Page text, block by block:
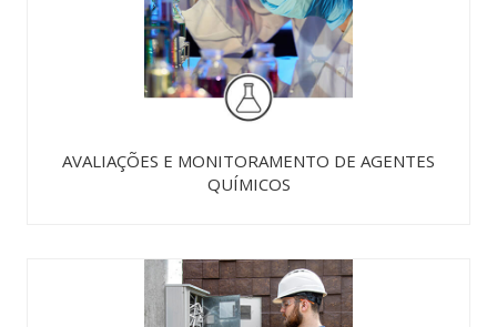
AVALIAÇÕES E MONITORAMENTO DE AGENTES
QUÍMICOS